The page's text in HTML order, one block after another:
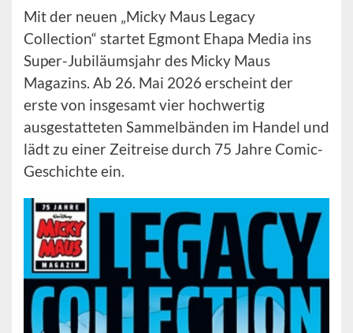
Mit der neuen „Micky Maus Legacy
Collection“ startet Egmont Ehapa Media ins
Super-Jubiläumsjahr des Micky Maus
Magazins. Ab 26. Mai 2026 erscheint der
erste von insgesamt vier hochwertig
ausgestatteten Sammelbänden im Handel und
lädt zu einer Zeitreise durch 75 Jahre Comic-
Geschichte ein.